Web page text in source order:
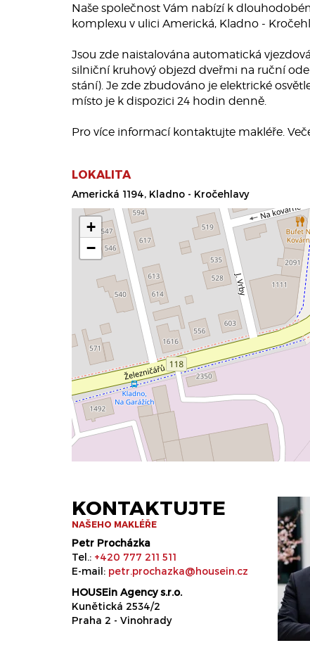
Naše společnost Vám nabízí k
komplexu v ulici Americká, Kladno -
Jsou zde naistalována automatická
silniční kruhový objezd dveřmi na ruční
stání). Je zde zbudováno je elektrické
místo je k dispozici 24 hodin denně.
Pro více informací kontaktujte makléře.
LOKALITA
Americká 1194, Kladno - Kročehlavy
+
−
KONTAKTUJTE
NAŠEHO MAKLÉŘE
Petr Procházka
Tel.: +420 777 211 511
E-mail: petr.prochazka@housein.cz
HOUSEin Agency s.r.o.
Kunětická 2534/2
Praha 2 - Vinohrady